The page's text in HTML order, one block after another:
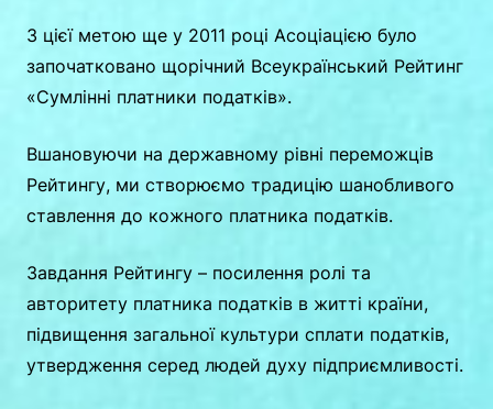
З цієї метою ще у 2011 році Асоціацією було
започатковано щорічний Всеукраїнський Рейтинг
«Сумлінні платники податків».
Вшановуючи на державному рівні переможців
Рейтингу, ми створюємо традицію шанобливого
ставлення до кожного платника податків.
Завдання Рейтингу – посилення ролі та
авторитету платника податків в житті країни,
підвищення загальної культури сплати податків,
утвердження серед людей духу підприємливості.